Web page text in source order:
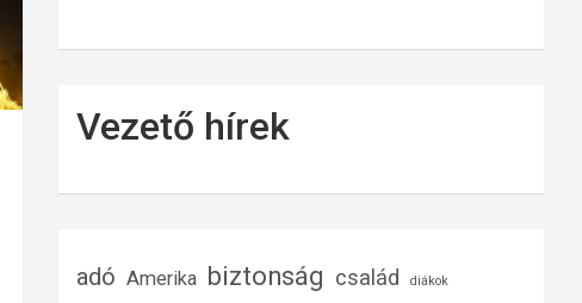
Vezető hírek
adó Amerika biztonság család diákok